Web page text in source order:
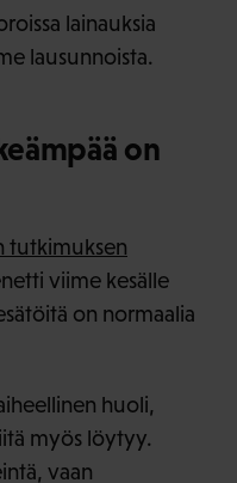
lainauksia
lausunnoista.
on
tutkimuksen
viime kesälle
on normaalia
huoli,
myös löytyy.
vaan